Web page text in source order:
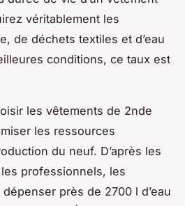
véritablement les
de déchets textiles et d’eau
conditions, ce taux est
les vêtements de 2nde
les ressources
du neuf. D’après les
professionnels, les
près de 2700 l d’eau